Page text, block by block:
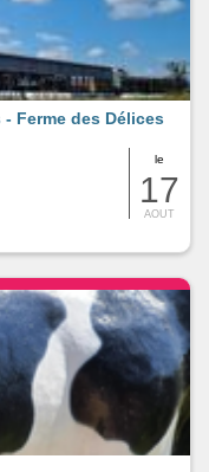
le
17
AOUT
Ferme des Délices